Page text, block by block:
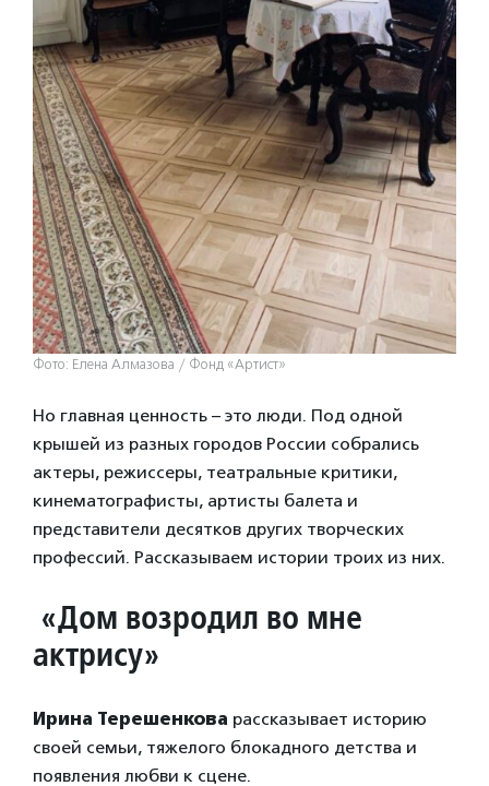
Фото: Елена Алмазова / Фонд «Артист»
Но главная ценность – это люди. Под одной
крышей из разных городов России собрались
актеры, режиссеры, театральные критики,
кинематографисты, артисты балета и
представители десятков других творческих
профессий. Рассказываем истории троих из них.
«Дом возродил во мне
актрису»
Ирина Терешенкова рассказывает историю
своей семьи, тяжелого блокадного детства и
появления любви к сцене.